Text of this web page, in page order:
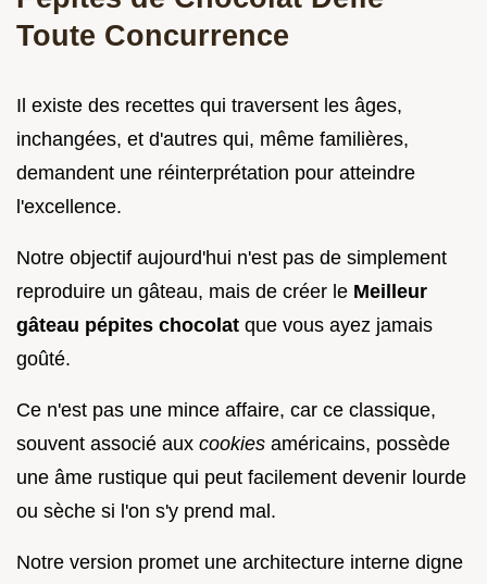
Toute Concurrence
Il existe des recettes qui traversent les âges,
inchangées, et d'autres qui, même familières,
demandent une réinterprétation pour atteindre
l'excellence.
Notre objectif aujourd'hui n'est pas de simplement
reproduire un gâteau, mais de créer le Meilleur
gâteau pépites chocolat que vous ayez jamais
goûté.
Ce n'est pas une mince affaire, car ce classique,
souvent associé aux cookies américains, possède
une âme rustique qui peut facilement devenir lourde
ou sèche si l'on s'y prend mal.
Notre version promet une architecture interne digne